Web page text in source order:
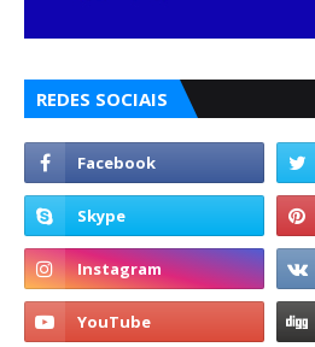
REDES SOCIAIS